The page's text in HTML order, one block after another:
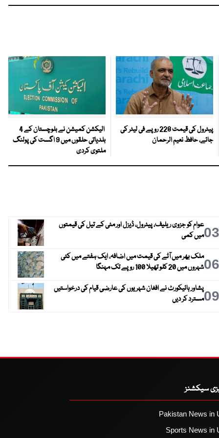
پیٹرول کی قیمت 228 روپے فی لیٹر کی
جائے، حافظ نعیم الرحمان
الیکشن کمیشن نے بلوچستان کے 4
بلدیاتی حلقوں میں 9 اگست کی پولنگ
ملتوی کردی
03عوام کو جزوی ریلیف، پیٹرول، ڈیزل اور مٹی کے تیل کی قیمتوں
میں کمی
06ملک بھر میں آٹے کی قیمت میں اضافہ، ایک ہفتے میں کئی
شہروں میں 20 کلو تھیلا 100 روپے تک مہنگا
09پشاور ہائیکورٹ نے افغان شہریوں کی عارضی قیام کی درخواستیں
مسترد کر دیں
سیکشنز
Pakistan News in
Sports News in